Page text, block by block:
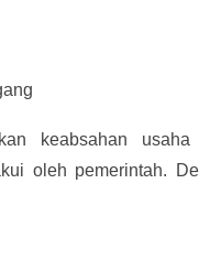
keabsahan
oleh pemerintah.